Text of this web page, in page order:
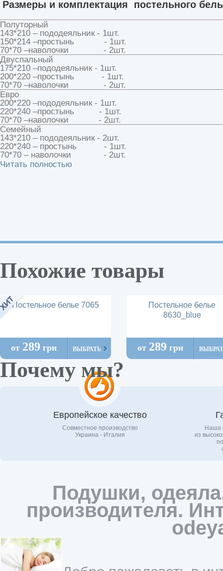
Размеры и комплектация постельного
Полуторный
143*210 – пододеяльник - 1шт.
150*214 –простынь - 1шт.
70*70 –наволочки - 2шт.
Двуспальный
175*210 –пододеяльник - 1шт.
200*220 –простынь - 1шт.
70*70 –наволочки - 2шт.
Евро
200*220 –пододеяльник - 1шт.
220*240 –простынь - 1шт.
70*70 –наволочки - 2шт.
Семейный
143*210 – пододеяльник - 2шт.
220*240 – простынь - 1шт.
70*70 – наволочки - 2шт.
Читать полностью
Похожие товары
Постельное белье 7065
от 289 грн ВЫБРАТЬ
Постельное белье
8630_blue
от 289 грн
Почему мы?
Европейское качество
Совместное производство
Украина - Италия
Наша
из
Подушки,
производителя.